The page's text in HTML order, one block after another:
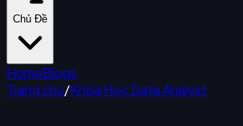
Chủ Đề
HomeBlogs
Trang chủ/Khóa Học Data Analyst